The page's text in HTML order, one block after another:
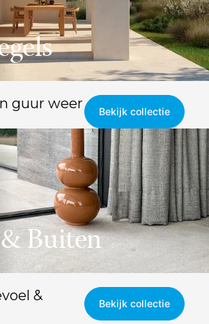
guur weer Bekijk collectie
Buiten
&
Bekijk collectie